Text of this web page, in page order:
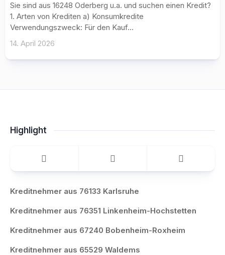
Sie sind aus 16248 Oderberg u.a. und suchen einen Kredit?
1. Arten von Krediten a) Konsumkredite
Verwendungszweck: Für den Kauf...
14. April 2026
Highlight
Kreditnehmer aus 76133 Karlsruhe
Kreditnehmer aus 76351 Linkenheim-Hochstetten
Kreditnehmer aus 67240 Bobenheim-Roxheim
Kreditnehmer aus 65529 Waldems